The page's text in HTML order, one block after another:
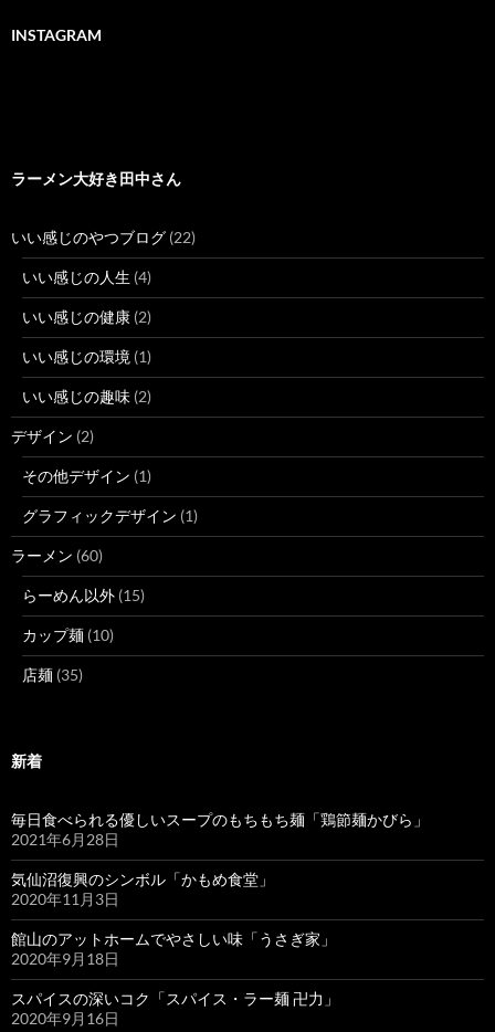
INSTAGRAM
ラーメン大好き田中さん
いい感じのやつブログ (22)
いい感じの人生 (4)
いい感じの健康 (2)
いい感じの環境 (1)
いい感じの趣味 (2)
デザイン (2)
その他デザイン (1)
グラフィックデザイン (1)
ラーメン (60)
らーめん以外 (15)
カップ麺 (10)
店麺 (35)
新着
毎日食べられる優しいスープのもちもち麺「鶏節麺かびら」
2021年6月28日
気仙沼復興のシンボル「かもめ食堂」
2020年11月3日
館山のアットホームでやさしい味「うさぎ家」
2020年9月18日
スパイスの深いコク「スパイス・ラー麺 卍力」
2020年9月16日